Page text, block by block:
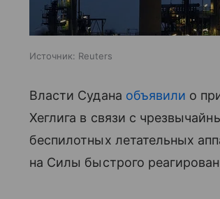
Источник: Reuters
Власти Судана объявили о
Хеглига в связи с
беспилотных летательных
на Силы быстрого